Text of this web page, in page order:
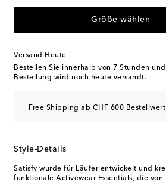
Größe wählen
Versand Heute
Bestellen Sie innerhalb von 7 Stunden
Bestellung wird noch heute versandt.
Free Shipping ab CHF 600 Bestellwert
Style-Details
Satisfy wurde für Läufer entwickelt und
funktionale Activewear Essentials, die von